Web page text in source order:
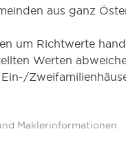
aus ganz
um Richtwerte
Werten
Maklerinformationen